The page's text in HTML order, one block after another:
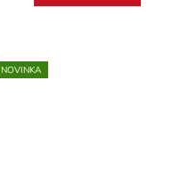
NOVINKA